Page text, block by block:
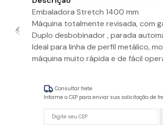
Embaladora Stretch 1400 mm
Máquina totalmente revisada, com
Duplo desbobinador , parada
Ideal para linha de perfil metálico,
máquina muito rápida e de fácil
Consultar frete
Informe o CEP para enviar sua solicitação de